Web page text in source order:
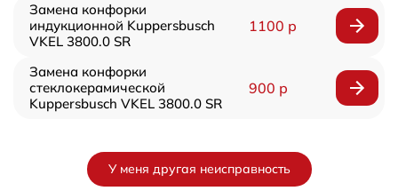
Замена конфорки
индукционной Kuppersbusch
VKEL 3800.0 SR
1100 р
Замена конфорки
стеклокерамической
Kuppersbusch VKEL 3800.0 SR
900 р
У меня другая неисправность